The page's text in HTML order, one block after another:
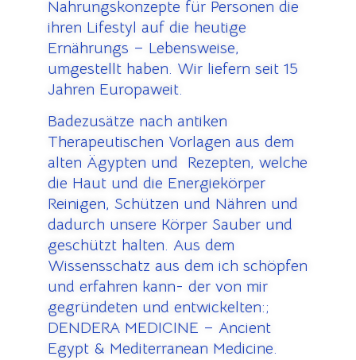
Nahrungskonzepte für Personen die
ihren Lifestyl auf die heutige
Ernährungs – Lebensweise,
umgestellt haben. Wir liefern seit 15
Jahren Europaweit.
Badezusätze nach antiken
Therapeutischen Vorlagen aus dem
alten Ägypten und Rezepten, welche
die Haut und die Energiekörper
Reinigen, Schützen und Nähren und
dadurch unsere Körper Sauber und
geschützt halten. Aus dem
Wissensschatz aus dem ich schöpfen
und erfahren kann- der von mir
gegründeten und entwickelten:;
DENDERA MEDICINE – Ancient
Egypt & Mediterranean Medicine.